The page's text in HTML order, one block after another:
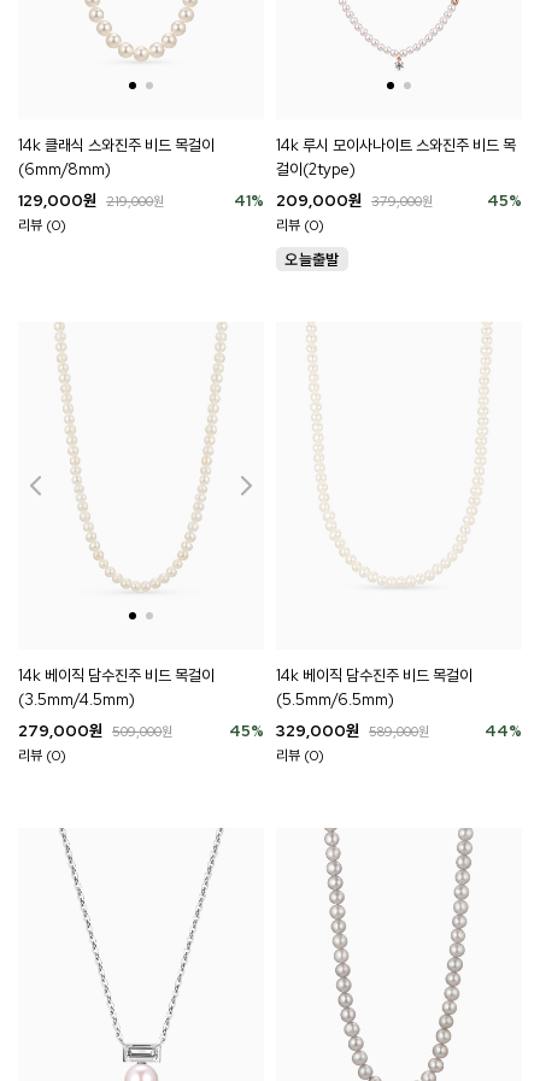
14k 클래식 스와진주 비드 목걸이
(6mm/8mm)
41%
129,000원 219,000원
리뷰 (0)
14k 루시 모이사나이트 스와진주 비드 목
걸이(2type)
45%
209,000원 379,000원
리뷰 (0)
14k 베이직 담수진주 비드 목걸이
(3.5mm/4.5mm)
45%
279,000원 509,000원
리뷰 (0)
14k 베이직 담수진주 비드 목걸이
(5.5mm/6.5mm)
44%
329,000원 589,000원
리뷰 (0)